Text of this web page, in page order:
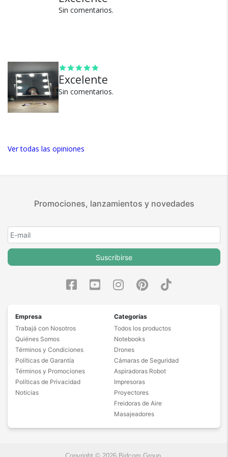
Sin comentarios.
Excelente
Sin comentarios.
Ver todas las opiniones
Más de 15.000 comentarios
positivos en todos nuestros
nosotros.
Promociones, lanzamientos y novedades
Suscribirse
Empresa
Trabajá con Nosotros
Quiénes Somos
Términos y Condiciones
Políticas de Garantía
Términos y Promociones
Políticas de Privacidad
Noticias
Categorías
Todos los productos
Notebooks
Drones
Cámaras de Seguridad
Aspiradoras Robot
Impresoras
Proyectores
Freidoras de Aire
Masajeadores